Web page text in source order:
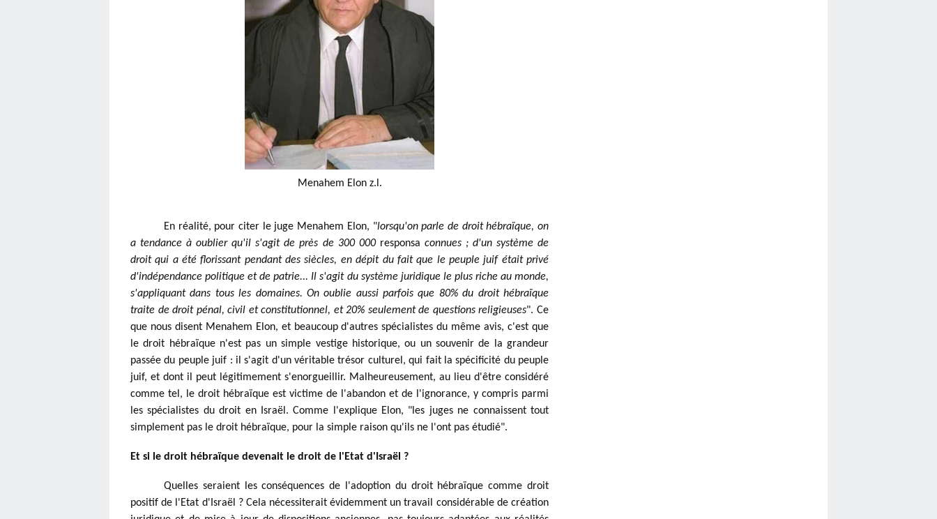
Menahem Elon z.l.
En réalité, pour citer le juge Menahem Elon, "lorsqu'on parle de droit hébraïque, on
a tendance à oublier qu'il s'agit de près de 300 000 responsa connues ; d'un système de
droit qui a été florissant pendant des siècles, en dépit du fait que le peuple juif était privé
d'indépendance politique et de patrie... Il s'agit du système juridique le plus riche au monde,
s'appliquant dans tous les domaines. On oublie aussi parfois que 80% du droit hébraïque
traite de droit pénal, civil et constitutionnel, et 20% seulement de questions religieuses". Ce
que nous disent Menahem Elon, et beaucoup d'autres spécialistes du même avis, c'est que
le droit hébraïque n'est pas un simple vestige historique, ou un souvenir de la grandeur
passée du peuple juif : il s'agit d'un véritable trésor culturel, qui fait la spécificité du peuple
juif, et dont il peut légitimement s'enorgueillir. Malheureusement, au lieu d'être considéré
comme tel, le droit hébraïque est victime de l'abandon et de l'ignorance, y compris parmi
les spécialistes du droit en Israël. Comme l'explique Elon, "les juges ne connaissent tout
simplement pas le droit hébraïque, pour la simple raison qu'ils ne l'ont pas étudié".
Et si le droit hébraïque devenait le droit de l'Etat d'Israël ?
Quelles seraient les conséquences de l'adoption du droit hébraïque comme droit
positif de l'Etat d'Israël ? Cela nécessiterait évidemment un travail considérable de création